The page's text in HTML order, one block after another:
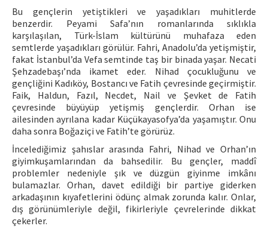
Bu gençlerin yetiştikleri ve yaşadıkları muhitlerde
benzerdir. Peyami Safa’nın romanlarında sıklıkla
karşılaşılan, Türk-İslam kültürünü muhafaza eden
semtlerde yaşadıkları görülür. Fahri, Anadolu’da yetişmiştir,
fakat İstanbul’da Vefa semtinde taş bir binada yaşar. Necati
Şehzadebaşı’nda ikamet eder. Nihad çocukluğunu ve
gençliğini Kadıköy, Bostancı ve Fatih çevresinde geçirmiştir.
Faik, Haldun, Fazıl, Necdet, Nail ve Şevket de Fatih
çevresinde büyüyüp yetişmiş gençlerdir. Orhan ise
ailesinden ayrılana kadar Küçükayasofya’da yaşamıştır. Onu
daha sonra Boğaziçi ve Fatih’te görürüz.
İncelediğimiz şahıslar arasında Fahri, Nihad ve Orhan’ın
giyimkuşamlarından da bahsedilir. Bu gençler, maddî
problemler nedeniyle şık ve düzgün giyinme imkânı
bulamazlar. Orhan, davet edildiği bir partiye giderken
arkadaşının kıyafetlerini ödünç almak zorunda kalır. Onlar,
dış görünümleriyle değil, fikirleriyle çevrelerinde dikkat
çekerler.